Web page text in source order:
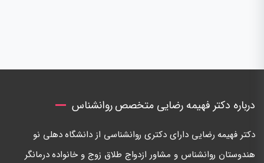
درباره دکتر فهیمه رضایی متخصص روانشناس
دكتر فهيمه رضايی دارای دكتری روانشناسی از دانشگاه دهلی نو
هندوستان روانشناس و مشاور ازدواج طلاق زوج و خانواده درمانگر